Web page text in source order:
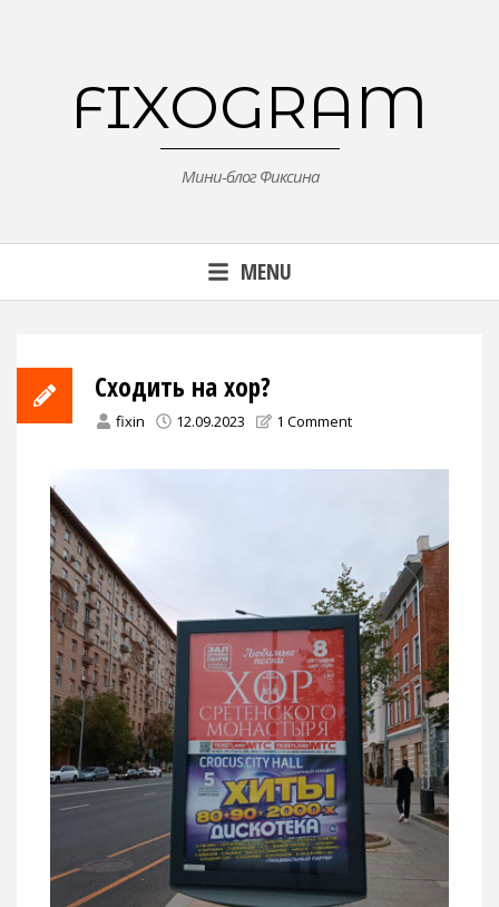
FIXOGRAM
Мини-блог Фиксина
MENU
Сходить на хор?
fixin 12.09.2023 1 Comment